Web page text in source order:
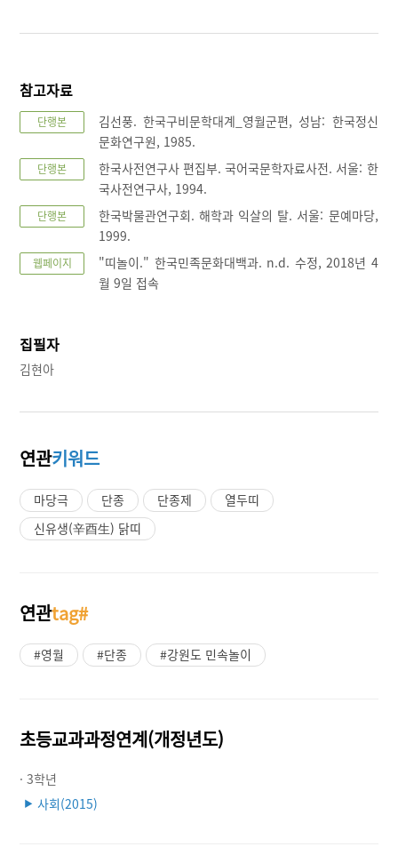
참고자료
단행본
김선풍. 한국구비문학대계_영월군편, 성남: 한국정신
문화연구원, 1985.
단행본
한국사전연구사 편집부. 국어국문학자료사전. 서울: 한
국사전연구사, 1994.
단행본
한국박물관연구회. 해학과 익살의 탈. 서울: 문예마당,
1999.
웹페이지
"띠놀이." 한국민족문화대백과. n.d. 수정, 2018년 4
월 9일 접속
집필자
김현아
연관키워드
마당극 단종 단종제
열두띠
신유생(辛酉生) 닭띠
연관tag#
#영월 #단종 #강원도 민속놀이
초등교과과정연계(개정년도)
· 3학년
▶ 사회(2015)